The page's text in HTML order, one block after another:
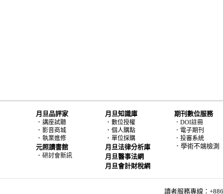
月旦品評家
． 講座試聽
． 影音商城
． 執業進修
元照讀書館
． 研討會新訊
月旦知識庫
． 數位授權
． 個人購點
． 單位採購
月旦法律分析庫
月旦醫事法網
月旦會計財稅網
期刊數位服務
．DOI註冊
．電子期刊
．投審系統
．學術不端檢測
讀者服務專線：